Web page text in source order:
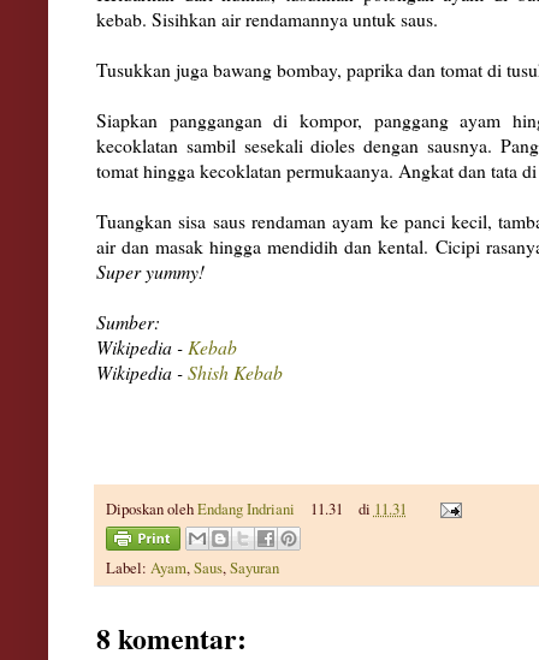
kebab. Sisihkan air rendamannya untuk saus.
Tusukkan juga bawang bombay, paprika dan tomat di
Siapkan panggangan di kompor, panggang ayam
kecoklatan sambil sesekali dioles dengan sausnya.
tomat hingga kecoklatan permukaanya. Angkat dan tata
Tuangkan sisa saus rendaman ayam ke panci kecil,
air dan masak hingga mendidih dan kental. Cicipi
Super yummy!
Sumber:
Wikipedia - Kebab
Wikipedia -Shish Kebab
Diposkan olehEndang Indriani 11.31 di 11.31
Label: Ayam,Saus,Sayuran
8 komentar: